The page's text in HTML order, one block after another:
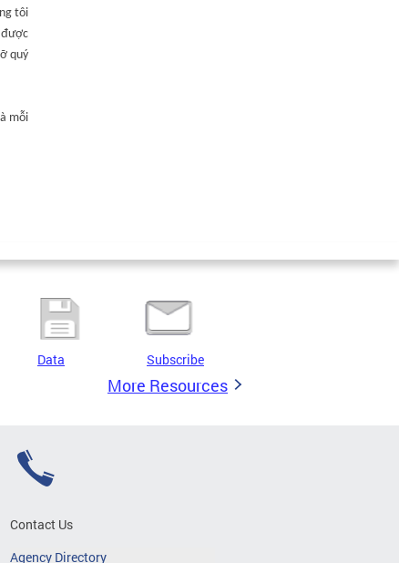
tôi
được
quý
mỗi
Data Subscribe
More Resources
Contact Us
Agency Directory